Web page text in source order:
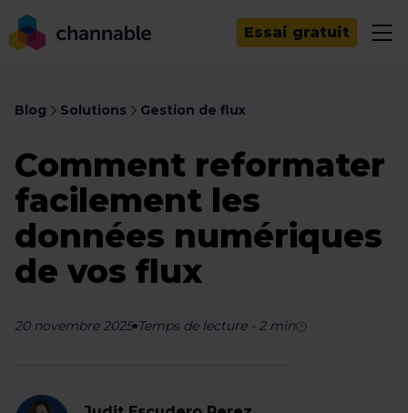
Essai gratuit
Blog Solutions Gestion de flux
Comment reformater
facilement les
données numériques
de vos flux
20 novembre 2025 Temps de lecture- 2min